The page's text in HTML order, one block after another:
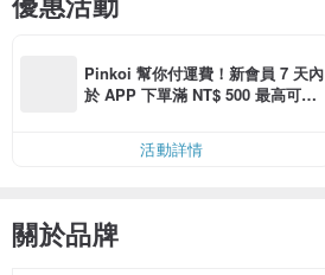
Pinkoi 幫你付運費！新會員 7 天內
於 APP 下單滿 NT$ 500 最高可折
活動詳情
關於品牌